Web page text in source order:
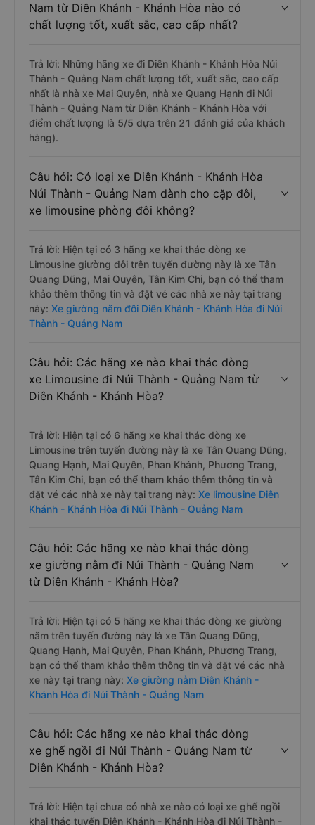
Nam từ Diên Khánh - Khánh Hòa nào có
chất lượng tốt, xuất sắc, cao cấp nhất?
Trả lời: Những hãng xe đi Diên Khánh - Khánh Hòa Núi
Thành - Quảng Nam chất lượng tốt, xuất sắc, cao cấp
nhất là nhà xe Mai Quyên, nhà xe Quang Hạnh đi Núi
Thành - Quảng Nam từ Diên Khánh - Khánh Hòa với
điểm chất lượng là 5/5 dựa trên 21 đánh giá của khách
hàng).
Câu hỏi: Có loại xe Diên Khánh - Khánh Hòa
Núi Thành - Quảng Nam dành cho cặp đôi,
xe limousine phòng đôi không?
Trả lời: Hiện tại có 3 hãng xe khai thác dòng xe
Limousine giường đôi trên tuyến đường này là xe Tân
Quang Dũng, Mai Quyên, Tân Kim Chi, bạn có thể tham
khảo thêm thông tin và đặt vé các nhà xe này tại trang
này: Xe giường nằm đôi Diên Khánh - Khánh Hòa đi Núi
Thành - Quảng Nam
Câu hỏi: Các hãng xe nào khai thác dòng
xe Limousine đi Núi Thành - Quảng Nam từ
Diên Khánh - Khánh Hòa?
Trả lời: Hiện tại có 6 hãng xe khai thác dòng xe
Limousine trên tuyến đường này là xe Tân Quang Dũng,
Quang Hạnh, Mai Quyên, Phan Khánh, Phương Trang,
Tân Kim Chi, bạn có thể tham khảo thêm thông tin và
đặt vé các nhà xe này tại trang này: Xe limousine Diên
Khánh - Khánh Hòa đi Núi Thành - Quảng Nam
Câu hỏi: Các hãng xe nào khai thác dòng
xe giường nằm đi Núi Thành - Quảng Nam
từ Diên Khánh - Khánh Hòa?
Trả lời: Hiện tại có 5 hãng xe khai thác dòng xe giường
nằm trên tuyến đường này là xe Tân Quang Dũng,
Quang Hạnh, Mai Quyên, Phan Khánh, Phương Trang,
bạn có thể tham khảo thêm thông tin và đặt vé các nhà
xe này tại trang này: Xe giường nằm Diên Khánh -
Khánh Hòa đi Núi Thành - Quảng Nam
Câu hỏi: Các hãng xe nào khai thác dòng
xe ghế ngồi đi Núi Thành - Quảng Nam từ
Diên Khánh - Khánh Hòa?
Trả lời: Hiện tại chưa có nhà xe nào có loại xe ghế ngồi
khai thác tuyến Diên Khánh - Khánh Hòa đi Núi Thành -